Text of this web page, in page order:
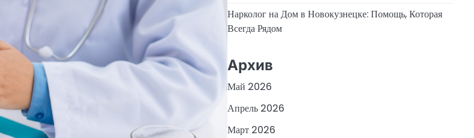
Нарколог на Дом в Новокузнецке: Помощь, Которая
Всегда Рядом
Архив
Май 2026
Апрель 2026
Март 2026